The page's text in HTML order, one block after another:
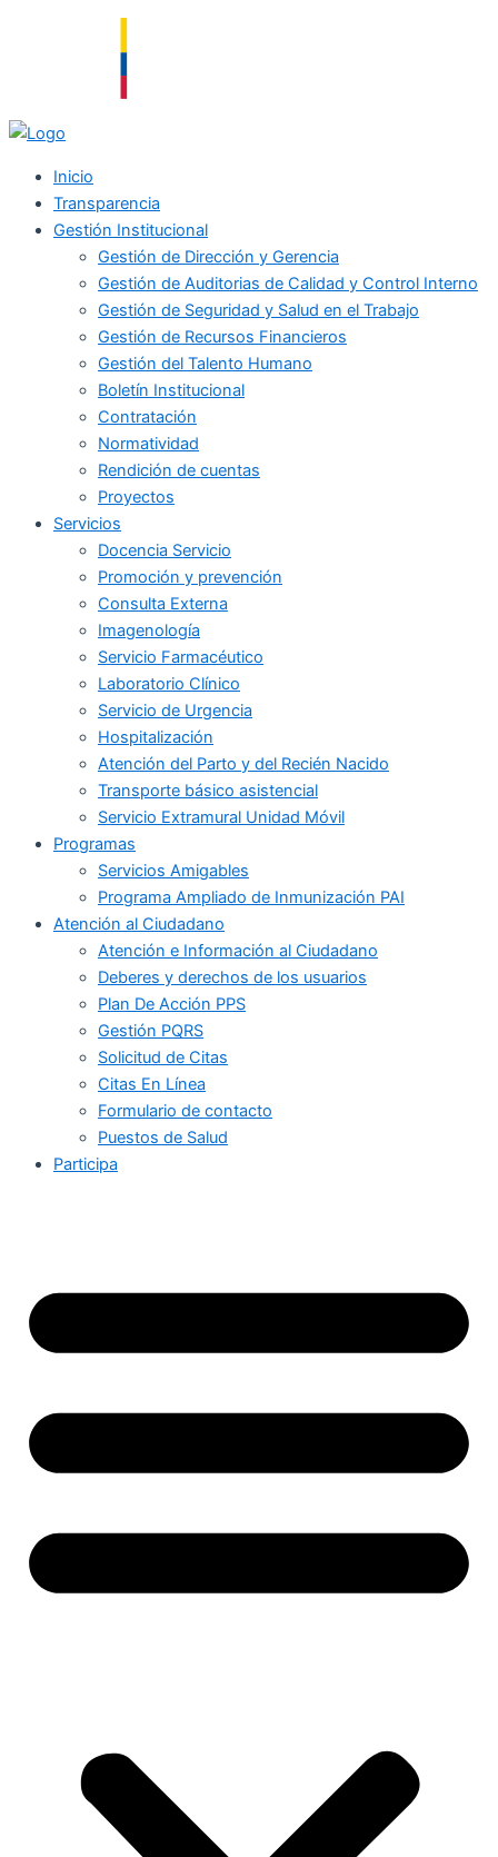
Inicio
Transparencia
Gestión Institucional
Gestión de Dirección y Gerencia
Gestión de Auditorias de Calidad y Control Interno
Gestión de Seguridad y Salud en el Trabajo
Gestión de Recursos Financieros
Gestión del Talento Humano
Boletín Institucional
Contratación
Normatividad
Rendición de cuentas
Proyectos
Servicios
Docencia Servicio
Promoción y prevención
Consulta Externa
Imagenología
Servicio Farmacéutico
Laboratorio Clínico
Servicio de Urgencia
Hospitalización
Atención del Parto y del Recién Nacido
Transporte básico asistencial
Servicio Extramural Unidad Móvil
Programas
Servicios Amigables
Programa Ampliado de Inmunización PAI
Atención al Ciudadano
Atención e Información al Ciudadano
Deberes y derechos de los usuarios
Plan De Acción PPS
Gestión PQRS
Solicitud de Citas
Citas En Línea
Formulario de contacto
Puestos de Salud
Participa